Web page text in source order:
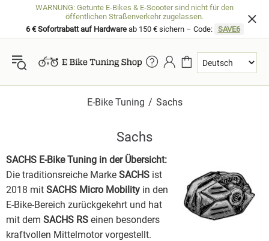
WARNUNG: Getunte E-Bikes & E-Scooter sind nicht für den
öffentlichen Straßenverkehr zugelassen.
6 € Sofortrabatt auf Hardwareab 150 € sichern – Code: SAVE6
E-Bike Tuning Sachs
Sachs
SACHS E-Bike Tuning in der Übersicht:
Die traditionsreiche Marke SACHS ist
2018 mit SACHS Micro Mobility in den
E-Bike-Bereich zurückgekehrt und hat
mit dem SACHS RS einen besonders
kraftvollen Mittelmotor vorgestellt.